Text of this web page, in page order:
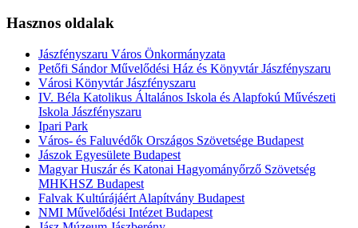
Hasznos oldalak
Jászfényszaru Város Önkormányzata
Petőfi Sándor Művelődési Ház és Könyvtár Jászfényszaru
Városi Könyvtár Jászfényszaru
IV. Béla Katolikus Általános Iskola és Alapfokú Művészeti
Iskola Jászfényszaru
Ipari Park
Város- és Faluvédők Országos Szövetsége Budapest
Jászok Egyesülete Budapest
Magyar Huszár és Katonai Hagyományőrző Szövetség
MHKHSZ Budapest
Falvak Kultúrájáért Alapítvány Budapest
NMI Művelődési Intézet Budapest